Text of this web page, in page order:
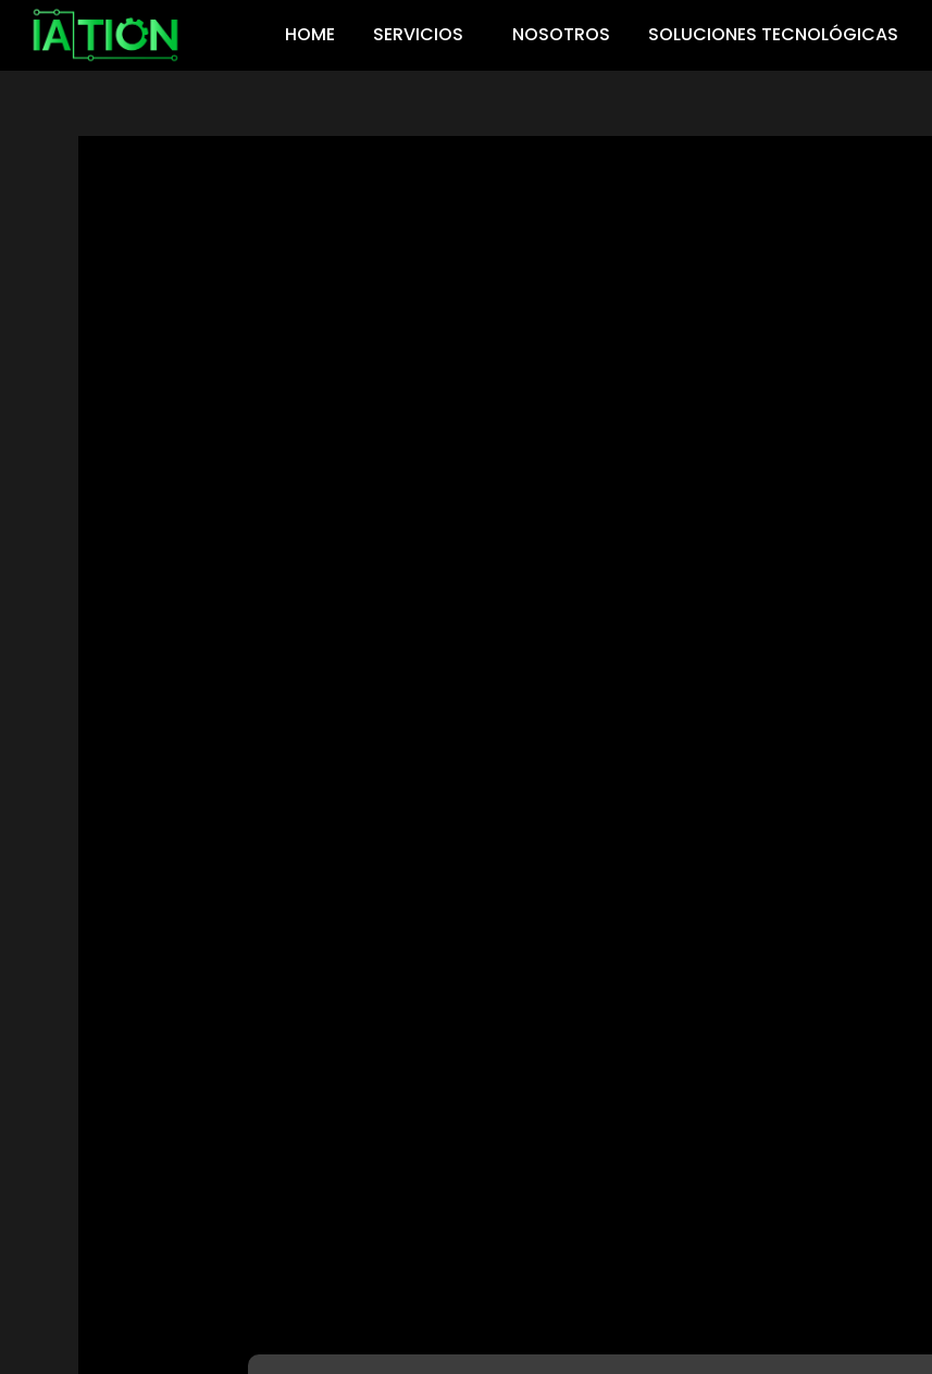
contenido
HOME SERVICIOS NOSOTROS SOLUCIONES TECNOLÓGICAS